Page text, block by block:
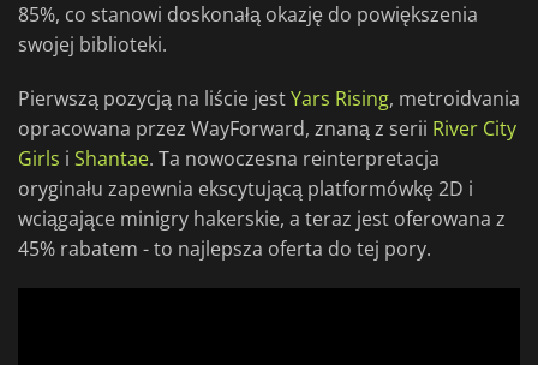
85%, co stanowi doskonałą okazję do powiększenia
swojej biblioteki.
Pierwszą pozycją na liście jestYars Rising, metroidvania
opracowana przez WayForward, znaną z serii River City
Girls i Shantae. Ta nowoczesna reinterpretacja
oryginału zapewnia ekscytującą platformówkę 2D i
wciągające minigry hakerskie, a teraz jest oferowana z
45% rabatem - to najlepsza oferta do tej pory.